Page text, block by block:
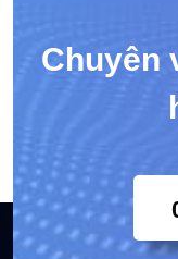
Chuyên